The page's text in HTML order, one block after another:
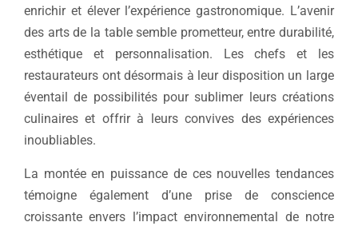
enrichir et élever l’expérience gastronomique. L’avenir
des arts de la table semble prometteur, entre durabilité,
esthétique et personnalisation. Les chefs et les
restaurateurs ont désormais à leur disposition un large
éventail de possibilités pour sublimer leurs créations
culinaires et offrir à leurs convives des expériences
inoubliables.
La montée en puissance de ces nouvelles tendances
témoigne également d’une prise de conscience
croissante envers l’impact environnemental de notre